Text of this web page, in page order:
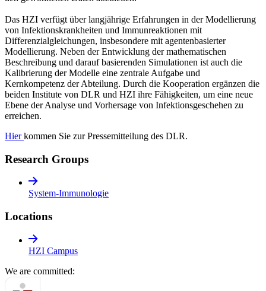
Das HZI verfügt über langjährige Erfahrungen in der Modellierung
von Infektionskrankheiten und Immunreaktionen mit
Differenzialgleichungen, insbesondere mit agentenbasierter
Modellierung. Neben der Entwicklung der mathematischen
Beschreibung und darauf basierenden Simulationen ist auch die
Kalibrierung der Modelle eine zentrale Aufgabe und
Kernkompetenz der Abteilung. Durch die Kooperation ergänzen die
beiden Institute von DLR und HZI ihre Fähigkeiten, um eine neue
Ebene der Analyse und Vorhersage von Infektionsgeschehen zu
erreichen.
Hierkommen Sie zur Pressemitteilung des DLR.
Research Groups
System-Immunologie
Locations
HZI Campus
We are committed: